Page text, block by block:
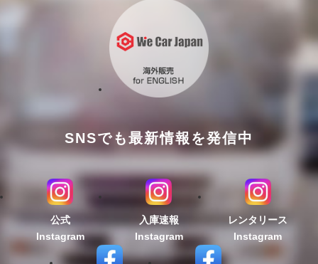
SNSでも最新情報を発信中
公式
Instagram
入庫速報
Instagram
レンタリース
Instagram